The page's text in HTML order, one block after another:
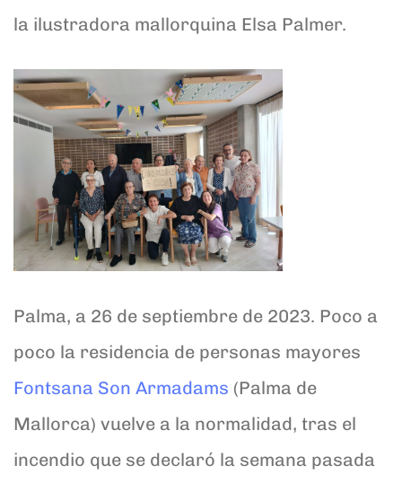
la ilustradora mallorquina Elsa Palmer.
Palma, a 26 de septiembre de 2023. Poco a
poco la residencia de personas mayores
Fontsana Son Armadams (Palma de
Mallorca) vuelve a la normalidad, tras el
incendio que se declaró la semana pasada